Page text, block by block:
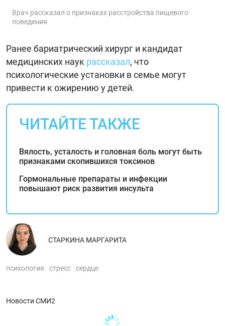
Врач рассказал о признаках расстройства пищевого
поведения
Ранее бариатрический хирург и кандидат
медицинских наук рассказал, что
психологические установки в семье могут
привести к ожирению у детей.
ЧИТАЙТЕ ТАКЖЕ
Вялость, усталость и головная боль могут быть
признаками скопившихся токсинов
Гормональные препараты и инфекции
повышают риск развития инсульта
СТАРКИНА МАРГАРИТА
психология стресс сердце
Новости СМИ2